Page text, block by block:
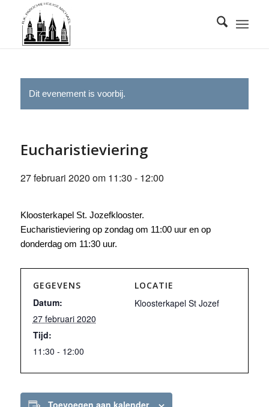
Dit evenement is voorbij.
Eucharistieviering
27 februari 2020 om 11:30 - 12:00
Kloosterkapel St. Jozefklooster.
Eucharistieviering op zondag om 11:00 uur en op
donderdag om 11:30 uur.
GEGEVENS
Datum:
27 februari 2020
Tijd:
11:30 - 12:00
LOCATIE
Kloosterkapel St Jozef
Toevoegen aan kalender